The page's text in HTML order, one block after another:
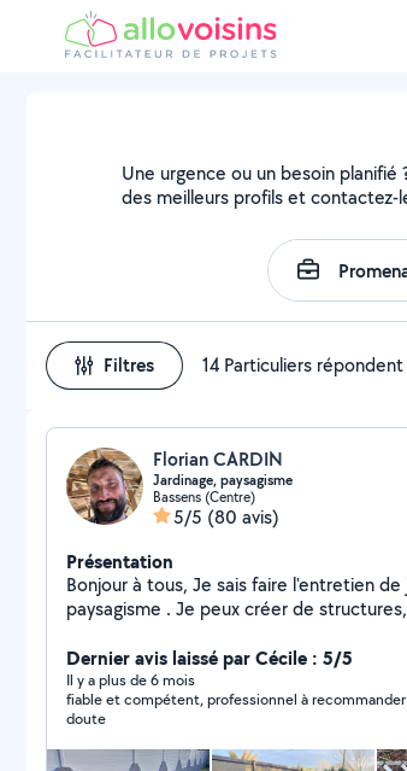
Une urgence ou un besoin planifié
des meilleurs profils et contactez-
Filtres 14 Particuliers répondent
Florian CARDIN
Jardinage, paysagisme
Bassens (Centre)
5/5 (80 avis)
Présentation
Bonjour à tous, Je sais faire l'entretien
paysagisme . Je peux créer de structures, des massifs
mets en location tout le matériel pour le
l'entretien de la maison Je sais aussi faire la peinture,
saturateur, lasure et les toits. Tout ça
humeur et avec le sourire. Bonne journée
Dernier avis laissé par Cécile : 5/5
Il y a plus de 6 mois
fiable et compétent, professionnel à recommander
doute